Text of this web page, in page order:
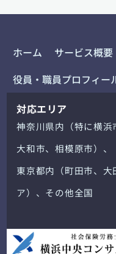
ホーム サービス概要
役員・職員プロフィー
対応エリア
神奈川県内（特に横浜
大和市、相模原市）、
東京都内（町田市、
ア）、その他全国